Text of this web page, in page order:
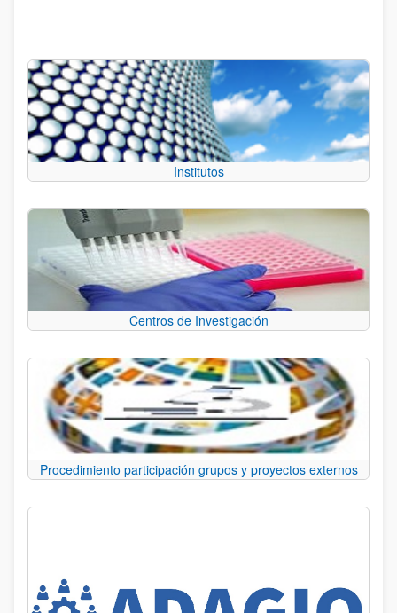
Institutos
Centros de Investigación
Procedimiento participación grupos y proyectos externos